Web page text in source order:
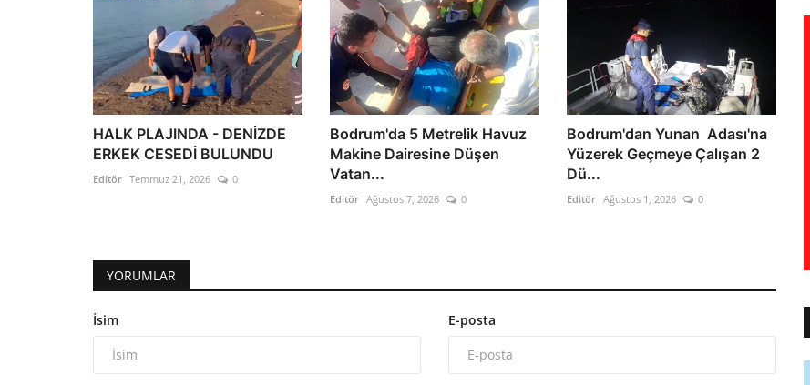
HALK PLAJINDA - DENİZDE
ERKEK CESEDİ BULUNDU
Editör Temmuz 21, 2026 0
Bodrum'da 5 Metrelik Havuz
Makine Dairesine Düşen
Vatan...
Editör Ağustos 7, 2026 0
Bodrum'dan Yunan Adası'na
Yüzerek Geçmeye Çalışan 2
Dü...
Editör Ağustos 1, 2026 0
YORUMLAR
İsim E-posta